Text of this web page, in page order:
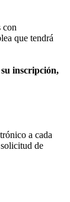
con
que tendrá
inscripción,
a cada
de